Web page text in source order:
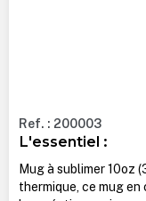
Ref. : 200003
L'essentiel :
Mug à sublimer 10oz
thermique, ce mug